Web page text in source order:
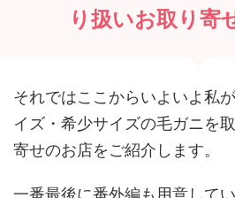
り扱いお取り寄
それではここからいよいよ私
イズ・希少サイズの毛ガニを
寄せのお店をご紹介します。
一番最後に番外編も用意して